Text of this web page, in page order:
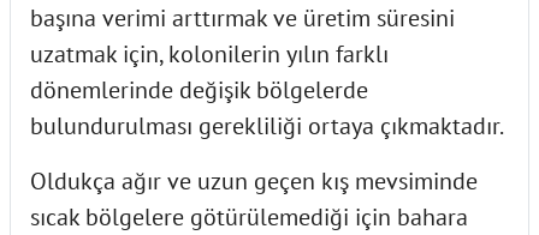
başına verimi arttırmak ve üretim süresini
uzatmak için, kolonilerin yılın farklı
dönemlerinde değişik bölgelerde
bulundurulması gerekliliği ortaya çıkmaktadır.
Oldukça ağır ve uzun geçen kış mevsiminde
sıcak bölgelere götürülemediği için bahara